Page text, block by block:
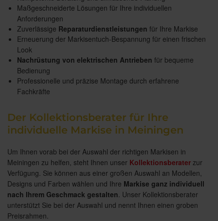
Maßgeschneiderte Lösungen für Ihre individuellen
Anforderungen
Zuverlässige Reparaturdienstleistungen für Ihre Markise
Erneuerung der Markisentuch-Bespannung für einen frischen
Look
Nachrüstung von elektrischen Antrieben für bequeme
Bedienung
Professionelle und präzise Montage durch erfahrene
Fachkräfte
Der Kollektionsberater für Ihre
individuelle Markise in Meiningen
Um Ihnen vorab bei der Auswahl der richtigen Markisen in
Meiningen zu helfen, steht Ihnen unser Kollektionsberater zur
Verfügung. Sie können aus einer großen Auswahl an Modellen,
Designs und Farben wählen und Ihre Markise ganz individuell
nach Ihrem Geschmack gestalten . Unser Kollektionsberater
unterstützt Sie bei der Auswahl und nennt Ihnen einen groben
Preisrahmen.